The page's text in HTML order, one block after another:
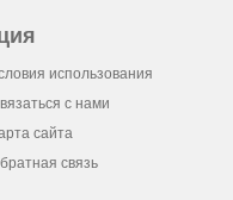
использования
с нами
сайта
связь